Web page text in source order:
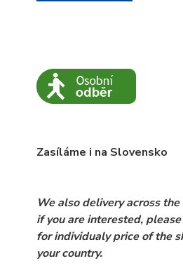
Zasíláme i na Slovensko
We also delivery across the
if you are interested,
for individualy price of the
your country.